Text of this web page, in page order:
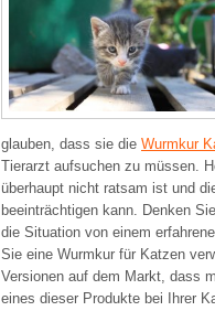
glauben, dass sie die Wurmkur
Tierarzt aufsuchen zu müssen.
überhaupt nicht ratsam ist und
beeinträchtigen kann. Denken
die Situation von einem
Sie eine Wurmkur für Katzen
Versionen auf dem Markt, dass
eines dieser Produkte bei Ihrer